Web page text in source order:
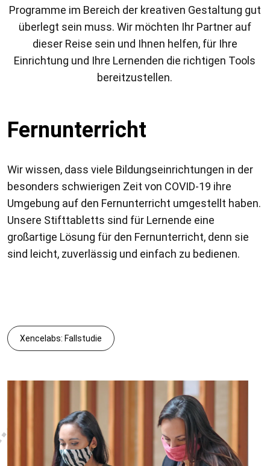
Programme im Bereich der kreativen Gestaltung gut
überlegt sein muss. Wir möchten Ihr Partner auf
dieser Reise sein und Ihnen helfen, für Ihre
Einrichtung und Ihre Lernenden die richtigen Tools
bereitzustellen.
Fernunterricht
Wir wissen, dass viele Bildungseinrichtungen in der
besonders schwierigen Zeit von COVID-19 ihre
Umgebung auf den Fernunterricht umgestellt haben.
Unsere Stifttabletts sind für Lernende eine
großartige Lösung für den Fernunterricht, denn sie
sind leicht, zuverlässig und einfach zu bedienen.
Xencelabs: Fallstudie